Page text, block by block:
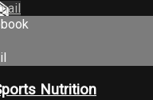
Nutrition